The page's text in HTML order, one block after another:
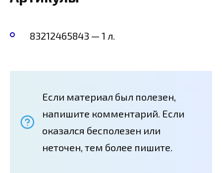
83212465843 — 1 л.
Если материал был полезен,
напишите комментарий. Если
оказался бесполезен или
неточен, тем более пишите.